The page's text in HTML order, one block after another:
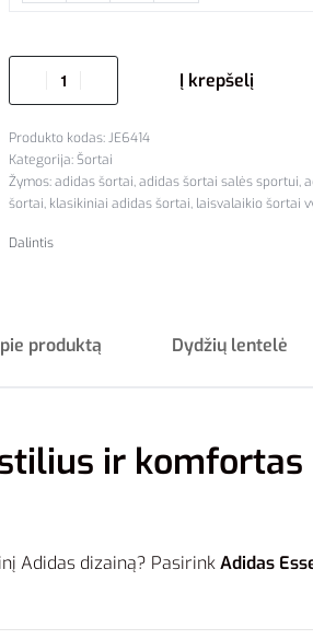
Į krepšelį
JE6414
Kategorija:Šortai
Žymos:adidas šortai,adidas šortai salės sportui,
šortai, klasikiniai adidas šortai, laisvalaikio šortai
Dalintis
produktą Dydžių lentelė
ir
Adidas dizainą? PasirinkAdidas